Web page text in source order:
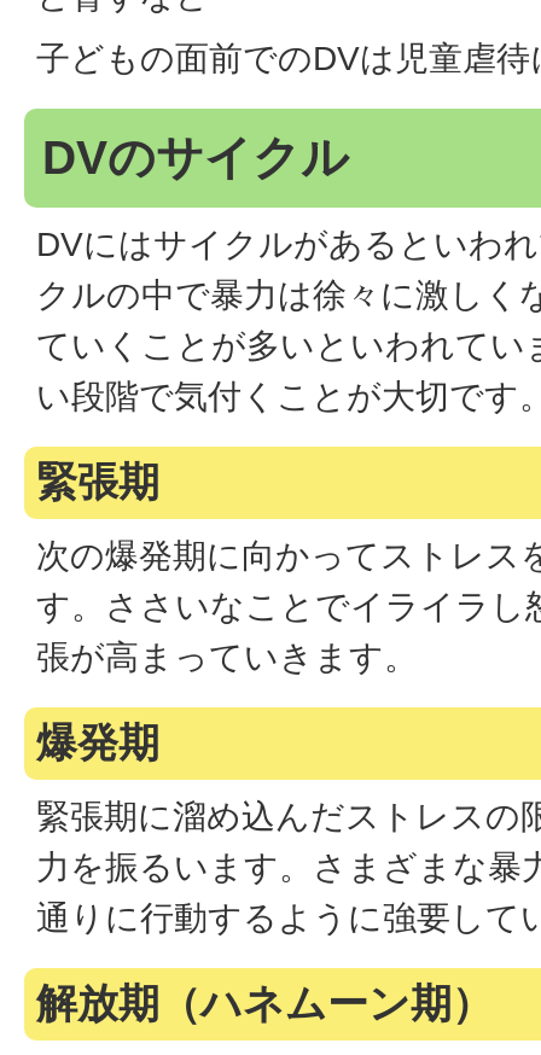
子どもの面前でのDVは児童虐
DVのサイクル
DVにはサイクルがあるといわ
クルの中で暴力は徐々に激しく
ていくことが多いといわれてい
い段階で気付くことが大切です
緊張期
次の爆発期に向かってストレス
す。ささいなことでイライラし
張が高まっていきます。
爆発期
緊張期に溜め込んだストレスの
力を振るいます。さまざまな暴
通りに行動するように強要して
解放期（ハネムーン期）